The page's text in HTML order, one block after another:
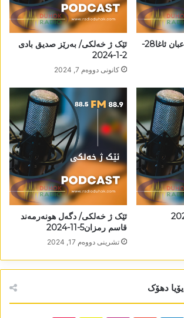
ئێک ژ خەلکی/ عزت عبان ئاغا28-
ئێک ژ خەلکی/ بەرێز صدیق بادی
2-1-2024
كانونی دووه‌م 7, 2024
ئێک ژ خەلکی/ دگەل ھونەرمەند
قاسم رمزان5-11-2024
تشرینی دووه‌م 17, 2024
دھۆک